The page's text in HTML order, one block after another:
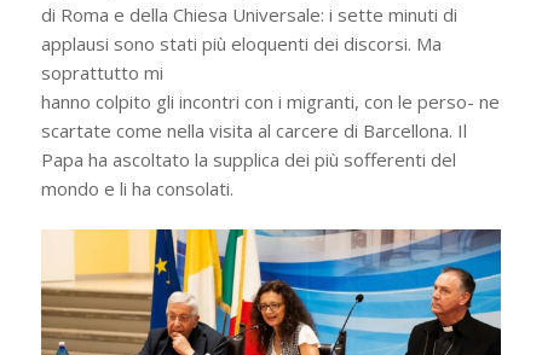
di Roma e della Chiesa Universale: i sette minuti di
applausi sono stati più eloquenti dei discorsi. Ma
soprattutto mi
hanno colpito gli incontri con i migranti, con le perso- ne
scartate come nella visita al carcere di Barcellona. Il
Papa ha ascoltato la supplica dei più sofferenti del
mondo e li ha consolati.